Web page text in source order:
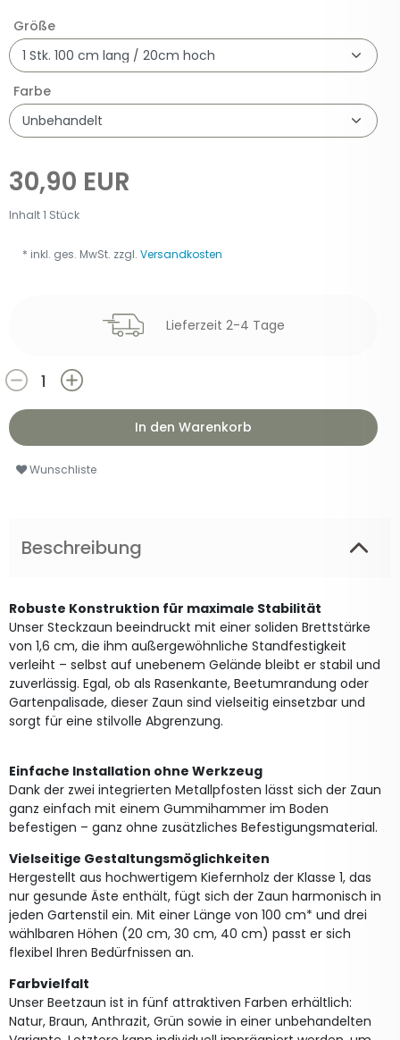
Größe
Farbe
30,90 EUR
Inhalt1 Stück
Lieferzeit 2-4 Tage
In den Warenkorb
Wunschliste
* inkl. ges. MwSt. zzgl. Versandkosten
Beschreibung
Robuste Konstruktion für maximale Stabilität
Unser Steckzaun beeindruckt mit einer soliden Brettstärke
von 1,6 cm, die ihm außergewöhnliche Standfestigkeit
verleiht – selbst auf unebenem Gelände bleibt er stabil und
zuverlässig. Egal, ob als Rasenkante, Beetumrandung oder
Gartenpalisade, dieser Zaun sind vielseitig einsetzbar und
sorgt für eine stilvolle Abgrenzung.
Einfache Installation ohne Werkzeug
Dank der zwei integrierten Metallpfosten lässt sich der Zaun
ganz einfach mit einem Gummihammer im Boden
befestigen – ganz ohne zusätzliches Befestigungsmaterial.
Vielseitige Gestaltungsmöglichkeiten
Hergestellt aus hochwertigem Kiefernholz der Klasse 1, das
nur gesunde Äste enthält, fügt sich der Zaun harmonisch in
jeden Gartenstil ein. Mit einer Länge von 100 cm* und drei
wählbaren Höhen (20 cm, 30 cm, 40 cm) passt er sich
flexibel Ihren Bedürfnissen an.
Farbvielfalt
Unser Beetzaun ist in fünf attraktiven Farben erhältlich:
Natur, Braun, Anthrazit, Grün sowie in einer unbehandelten